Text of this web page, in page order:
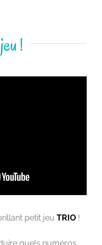
!
petit jeu TRIO!
quels numéros